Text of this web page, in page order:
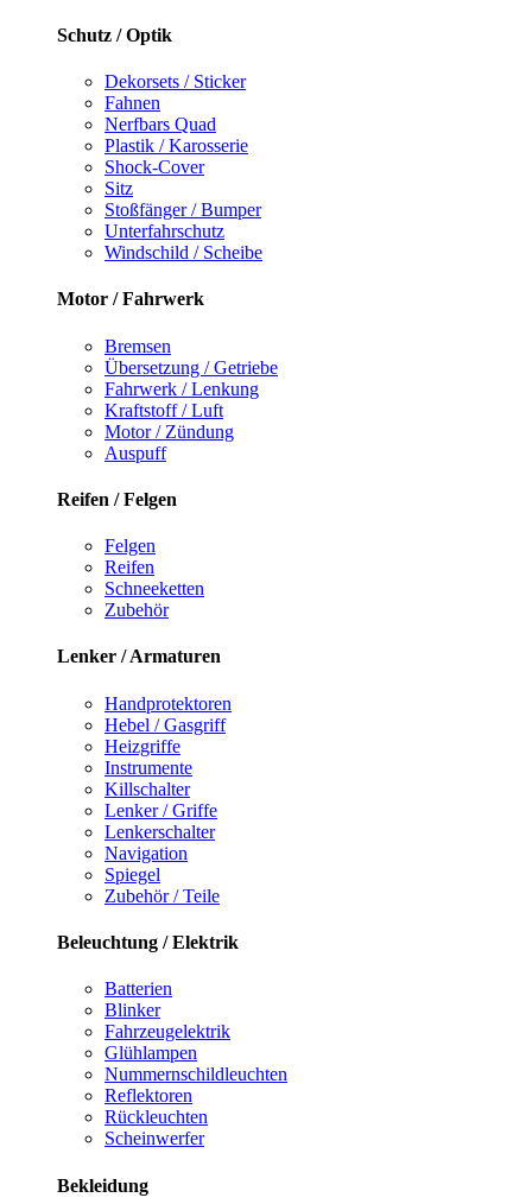
Schutz / Optik
Dekorsets / Sticker
Fahnen
Nerfbars Quad
Plastik / Karosserie
Shock-Cover
Sitz
Stoßfänger / Bumper
Unterfahrschutz
Windschild / Scheibe
Motor / Fahrwerk
Bremsen
Übersetzung / Getriebe
Fahrwerk / Lenkung
Kraftstoff / Luft
Motor / Zündung
Auspuff
Reifen / Felgen
Felgen
Reifen
Schneeketten
Zubehör
Lenker / Armaturen
Handprotektoren
Hebel / Gasgriff
Heizgriffe
Instrumente
Killschalter
Lenker / Griffe
Lenkerschalter
Navigation
Spiegel
Zubehör / Teile
Beleuchtung / Elektrik
Batterien
Blinker
Fahrzeugelektrik
Glühlampen
Nummernschildleuchten
Reflektoren
Rückleuchten
Scheinwerfer
Bekleidung